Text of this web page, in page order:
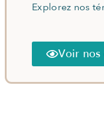
Explorez nos
Voir